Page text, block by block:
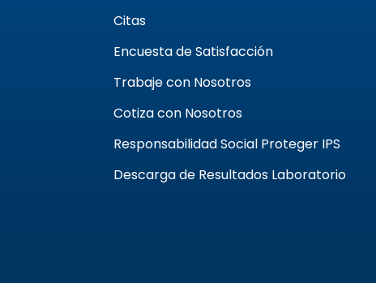
Citas
Encuesta de Satisfacción
Trabaje con Nosotros
Cotiza con Nosotros
Responsabilidad Social Proteger IPS
Descarga de Resultados Laboratorio